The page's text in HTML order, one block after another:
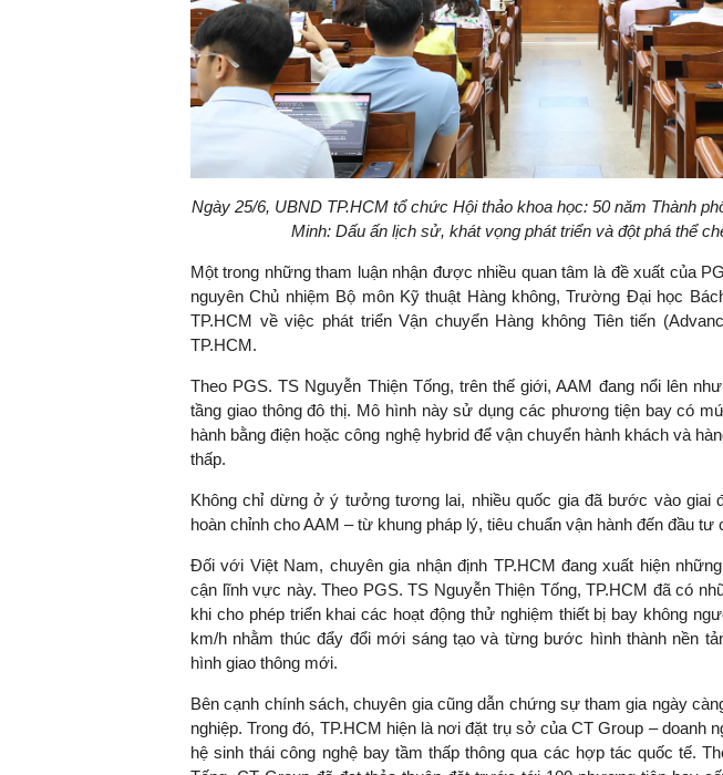
Ngày 25/6, UBND TP.HCM tổ chức Hội thảo khoa học: 50 năm Thành
Minh: Dấu ấn lịch sử, khát vọng phát triển và đột phá thể
Một trong những tham luận nhận được nhiều quan tâm là đề xuất của
nguyên Chủ nhiệm Bộ môn Kỹ thuật Hàng không, Trường Đại học
TP.HCM về việc phát triển Vận chuyển Hàng không Tiên tiến
TP.HCM.
Theo PGS. TS Nguyễn Thiện Tống, trên thế giới, AAM đang nổi lên
tầng giao thông đô thị. Mô hình này sử dụng các phương tiện bay có
hành bằng điện hoặc công nghệ hybrid để vận chuyển hành khách và
thấp.
Không chỉ dừng ở ý tưởng tương lai, nhiều quốc gia đã bước vào giai
hoàn chỉnh cho AAM – từ khung pháp lý, tiêu chuẩn vận hành đến đầu
Đối với Việt Nam, chuyên gia nhận định TP.HCM đang xuất hiện
cận lĩnh vực này. Theo PGS. TS Nguyễn Thiện Tống, TP.HCM đã có
khi cho phép triển khai các hoạt động thử nghiệm thiết bị bay không
km/h nhằm thúc đẩy đổi mới sáng tạo và từng bước hình thành nền
hình giao thông mới.
Bên cạnh chính sách, chuyên gia cũng dẫn chứng sự tham gia ngày
nghiệp. Trong đó, TP.HCM hiện là nơi đặt trụ sở của CT Group – doanh
hệ sinh thái công nghệ bay tầm thấp thông qua các hợp tác quốc tế.
TS. Nguyễn Đức Độ - Phó Viện trưởng
Viện Kinh tế Tài chính
đang được tiến hành như tăng
đầu tư cho khoa học công
nghệ; ban hành các cơ chế